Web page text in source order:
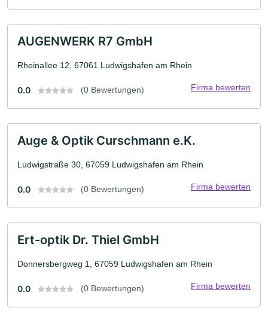
AUGENWERK R7 GmbH
Rheinallee 12, 67061 Ludwigshafen am Rhein
0.0 (0 Bewertungen) Firma bewerten
Auge & Optik Curschmann e.K.
Ludwigstraße 30, 67059 Ludwigshafen am Rhein
0.0 (0 Bewertungen) Firma bewerten
Ert-optik Dr. Thiel GmbH
Donnersbergweg 1, 67059 Ludwigshafen am Rhein
0.0 (0 Bewertungen) Firma bewerten